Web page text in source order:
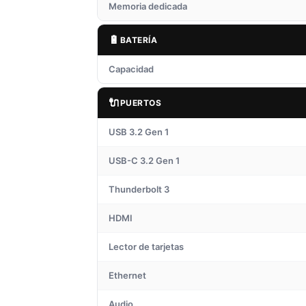
Memoria dedicada
🔋 BATERÍA
Capacidad
🔌PUERTOS
USB 3.2 Gen 1
USB-C 3.2 Gen 1
Thunderbolt 3
HDMI
Lector de tarjetas
Ethernet